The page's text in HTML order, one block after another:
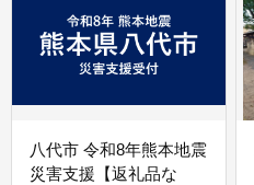
八代市 令和8年熊本地震
災害支援【返礼品な